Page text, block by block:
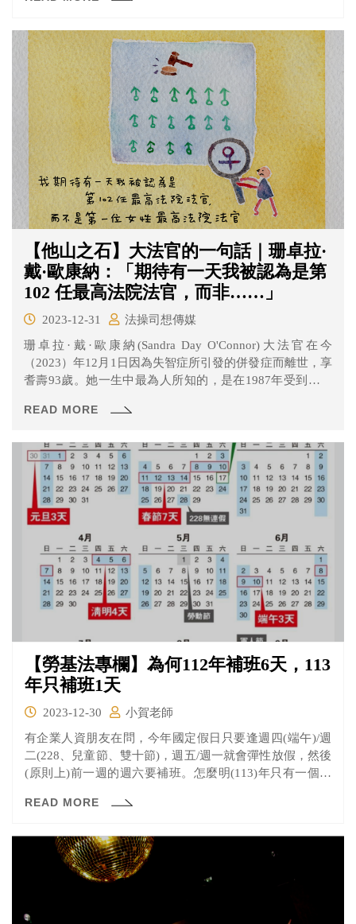
【他山之石】大法官的一句話｜珊卓拉·
戴·歐康納：「期待有一天我被認為是第
102 任最高法院法官，而非……」
2023-12-31
法操司想傳媒
珊卓拉·戴·歐康納(Sandra Day O'Connor)大法官在今
（2023）年12月1日因為失智症所引發的併發症而離世，享
耆壽93歲。她一生中最為人所知的，是在1987年受到時任
在許多議題，例如女性墮胎權或是打破種族藩籬等，扮演
權勢的女性」。
READ MORE
【勞基法專欄】為何112年補班6天，113
年只補班1天
2023-12-30
小賀老師
有企業人資朋友在問，今年國定假日只要逢週四(端午)/週
二(228、兒童節、雙十節)，週五/週一就會彈性放假，然後
(原則上)前一週的週六要補班。怎麼明(113)年只有一個補
沒彈性放假呢？重點是，補班或不補班的法令依據是甚
READ MORE